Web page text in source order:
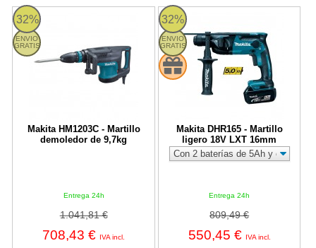
32%
ENVIO
GRATIS
Makita HM1203C - Martillo
demoledor de 9,7kg
Entrega 24h
1.041,81 €
708,43 € IVA incl.
HM1203C Makita 32%
ENVIO
GRATIS
Makita DHR165 - Martillo
ligero 18V LXT 16mm
Entrega 24h
809,49 €
550,45 € IVA incl.
Makita DHR165 - Martillo ligero